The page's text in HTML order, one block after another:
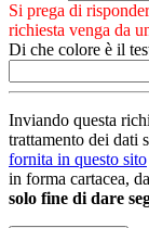
Si prega di
richiesta venga da
Di che colore è il
Inviando questa
trattamento dei dati
fornita in questo sito
in forma cartacea,
solo fine di dare